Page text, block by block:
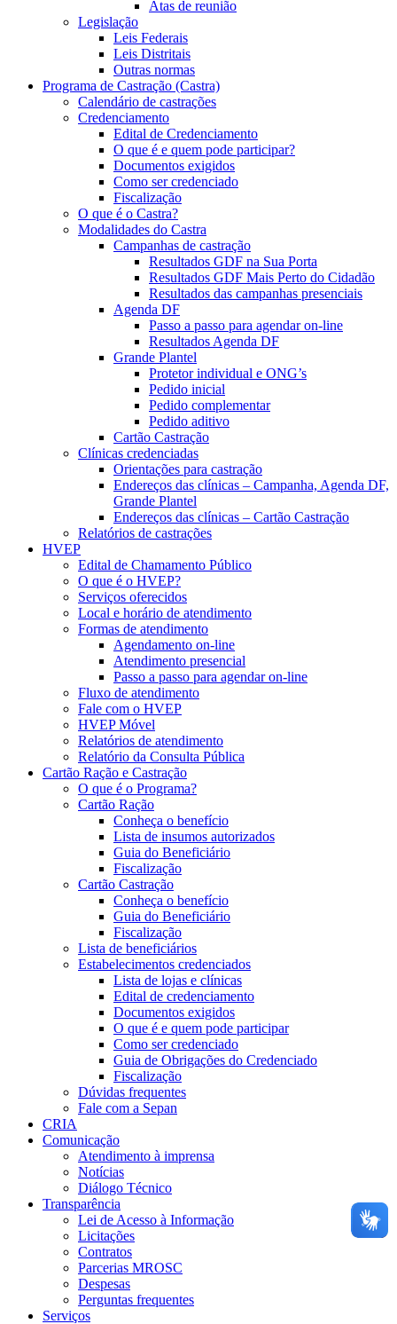
Atas de reunião
Legislação
Leis Federais
Leis Distritais
Outras normas
Programa de Castração (Castra)
Calendário de castrações
Credenciamento
Edital de Credenciamento
O que é e quem pode participar?
Documentos exigidos
Como ser credenciado
Fiscalização
O que é o Castra?
Modalidades do Castra
Campanhas de castração
Resultados GDF na Sua Porta
Resultados GDF Mais Perto do Cidadão
Resultados das campanhas presenciais
Agenda DF
Passo a passo para agendar on-line
Resultados Agenda DF
Grande Plantel
Protetor individual e ONG’s
Pedido inicial
Pedido complementar
Pedido aditivo
Cartão Castração
Clínicas credenciadas
Orientações para castração
Endereços das clínicas – Campanha, Agenda DF,
Grande Plantel
Endereços das clínicas – Cartão Castração
Relatórios de castrações
HVEP
Edital de Chamamento Público
O que é o HVEP?
Serviços oferecidos
Local e horário de atendimento
Formas de atendimento
Agendamento on-line
Atendimento presencial
Passo a passo para agendar on-line
Fluxo de atendimento
Fale com o HVEP
HVEP Móvel
Relatórios de atendimento
Relatório da Consulta Pública
Cartão Ração e Castração
O que é o Programa?
Cartão Ração
Conheça o benefício
Lista de insumos autorizados
Guia do Beneficiário
Fiscalização
Cartão Castração
Conheça o benefício
Guia do Beneficiário
Fiscalização
Lista de beneficiários
Estabelecimentos credenciados
Lista de lojas e clínicas
Edital de credenciamento
Documentos exigidos
O que é e quem pode participar
Como ser credenciado
Guia de Obrigações do Credenciado
Fiscalização
Dúvidas frequentes
Fale com a Sepan
CRIA
Comunicação
Atendimento à imprensa
Notícias
Diálogo Técnico
Transparência
Lei de Acesso à Informação
Licitações
Contratos
Parcerias MROSC
Despesas
Perguntas frequentes
Serviços